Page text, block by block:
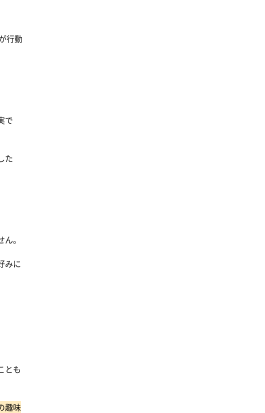
行動
で
た
。
みに
とも
趣味